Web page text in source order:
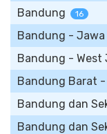
Bandung 16
Bandung - Jawa
Bandung - West
Bandung Barat
Bandung dan
Bandung dan